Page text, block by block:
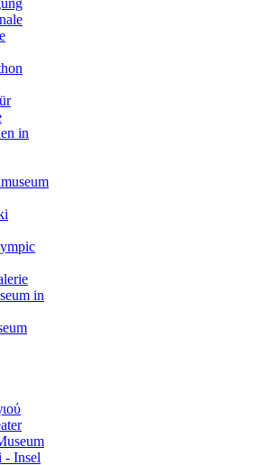
in
in
- Insel